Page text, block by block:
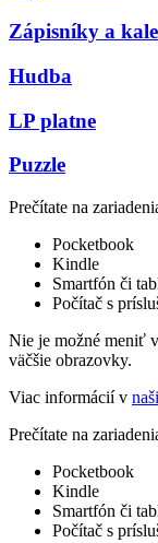
Zápisníky a
Hudba
LP platne
Puzzle
Prečítate na
Pocketbook
Kindle
Smartfón či
Počítač s
Nie je možné meniť
väčšie obrazovky.
Viac informácií v
Prečítate na
Pocketbook
Kindle
Smartfón či
Počítač s